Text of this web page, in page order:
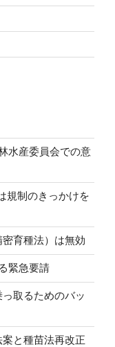
水産委員会での意
規制のきっかけを
育種法）は無効
緊急要請
取るためのバッ
と種苗法再改正